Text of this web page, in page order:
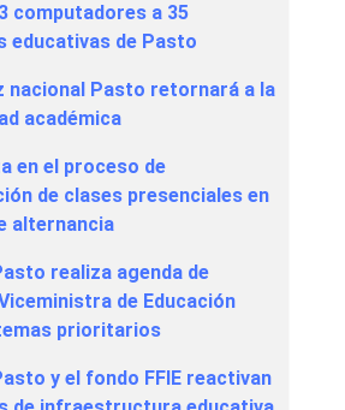
computadores a 35
educativas de Pasto
nacional Pasto retornará a la
académica
en el proceso de
de clases presenciales en
alternancia
realiza agenda de
de Educación
prioritarios
y el fondo FFIE reactivan